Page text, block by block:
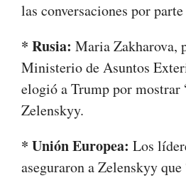
las conversaciones por
* Rusia: Maria Zakharova,
Ministerio de Asuntos
elogió a Trump por mostrar
Zelenskyy.
* Unión Europea: Los
aseguraron a Zelenskyy que